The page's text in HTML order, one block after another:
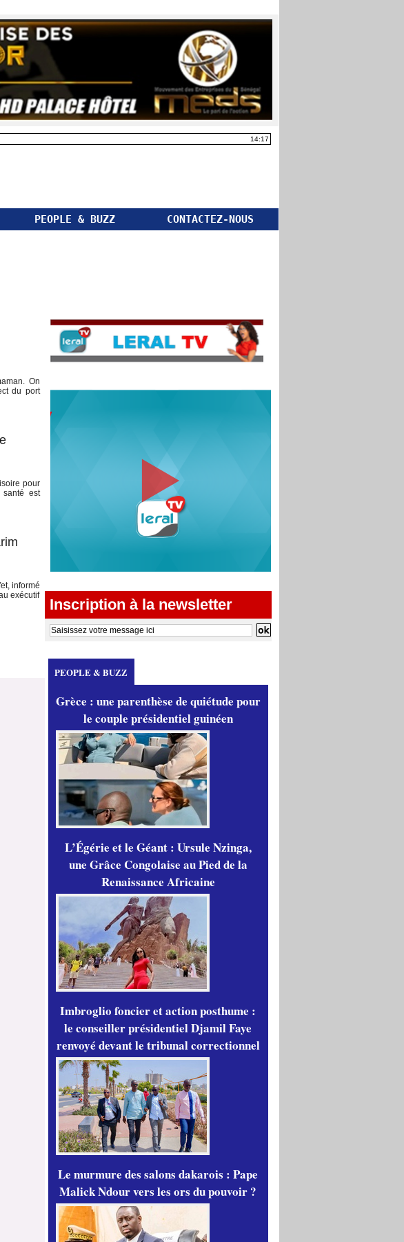
14:17
PEOPLE & BUZZ CONTACTEZ-NOUS
On
du port
pour
santé est
informé
exécutif
Inscription à la newsletter
PEOPLE & BUZZ
Grèce : une parenthèse de quiétude pour
le couple présidentiel guinéen
L’Égérie et le Géant : Ursule Nzinga,
une Grâce Congolaise au Pied de la
Renaissance Africaine
Imbroglio foncier et action posthume :
le conseiller présidentiel Djamil Faye
renvoyé devant le tribunal correctionnel
Le murmure des salons dakarois : Pape
Malick Ndour vers les ors du pouvoir ?